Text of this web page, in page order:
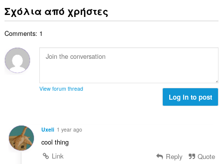
ε
ω
ο
γ
ε
:
α
θ
λ
ο
σ
:
ο
β
α
ο
ή
σ
Σχόλια από χρήστες
Comments: 1
View forum thread
Log in to post
Uxeli 1 year ago
cool thing
Link
Reply Quote